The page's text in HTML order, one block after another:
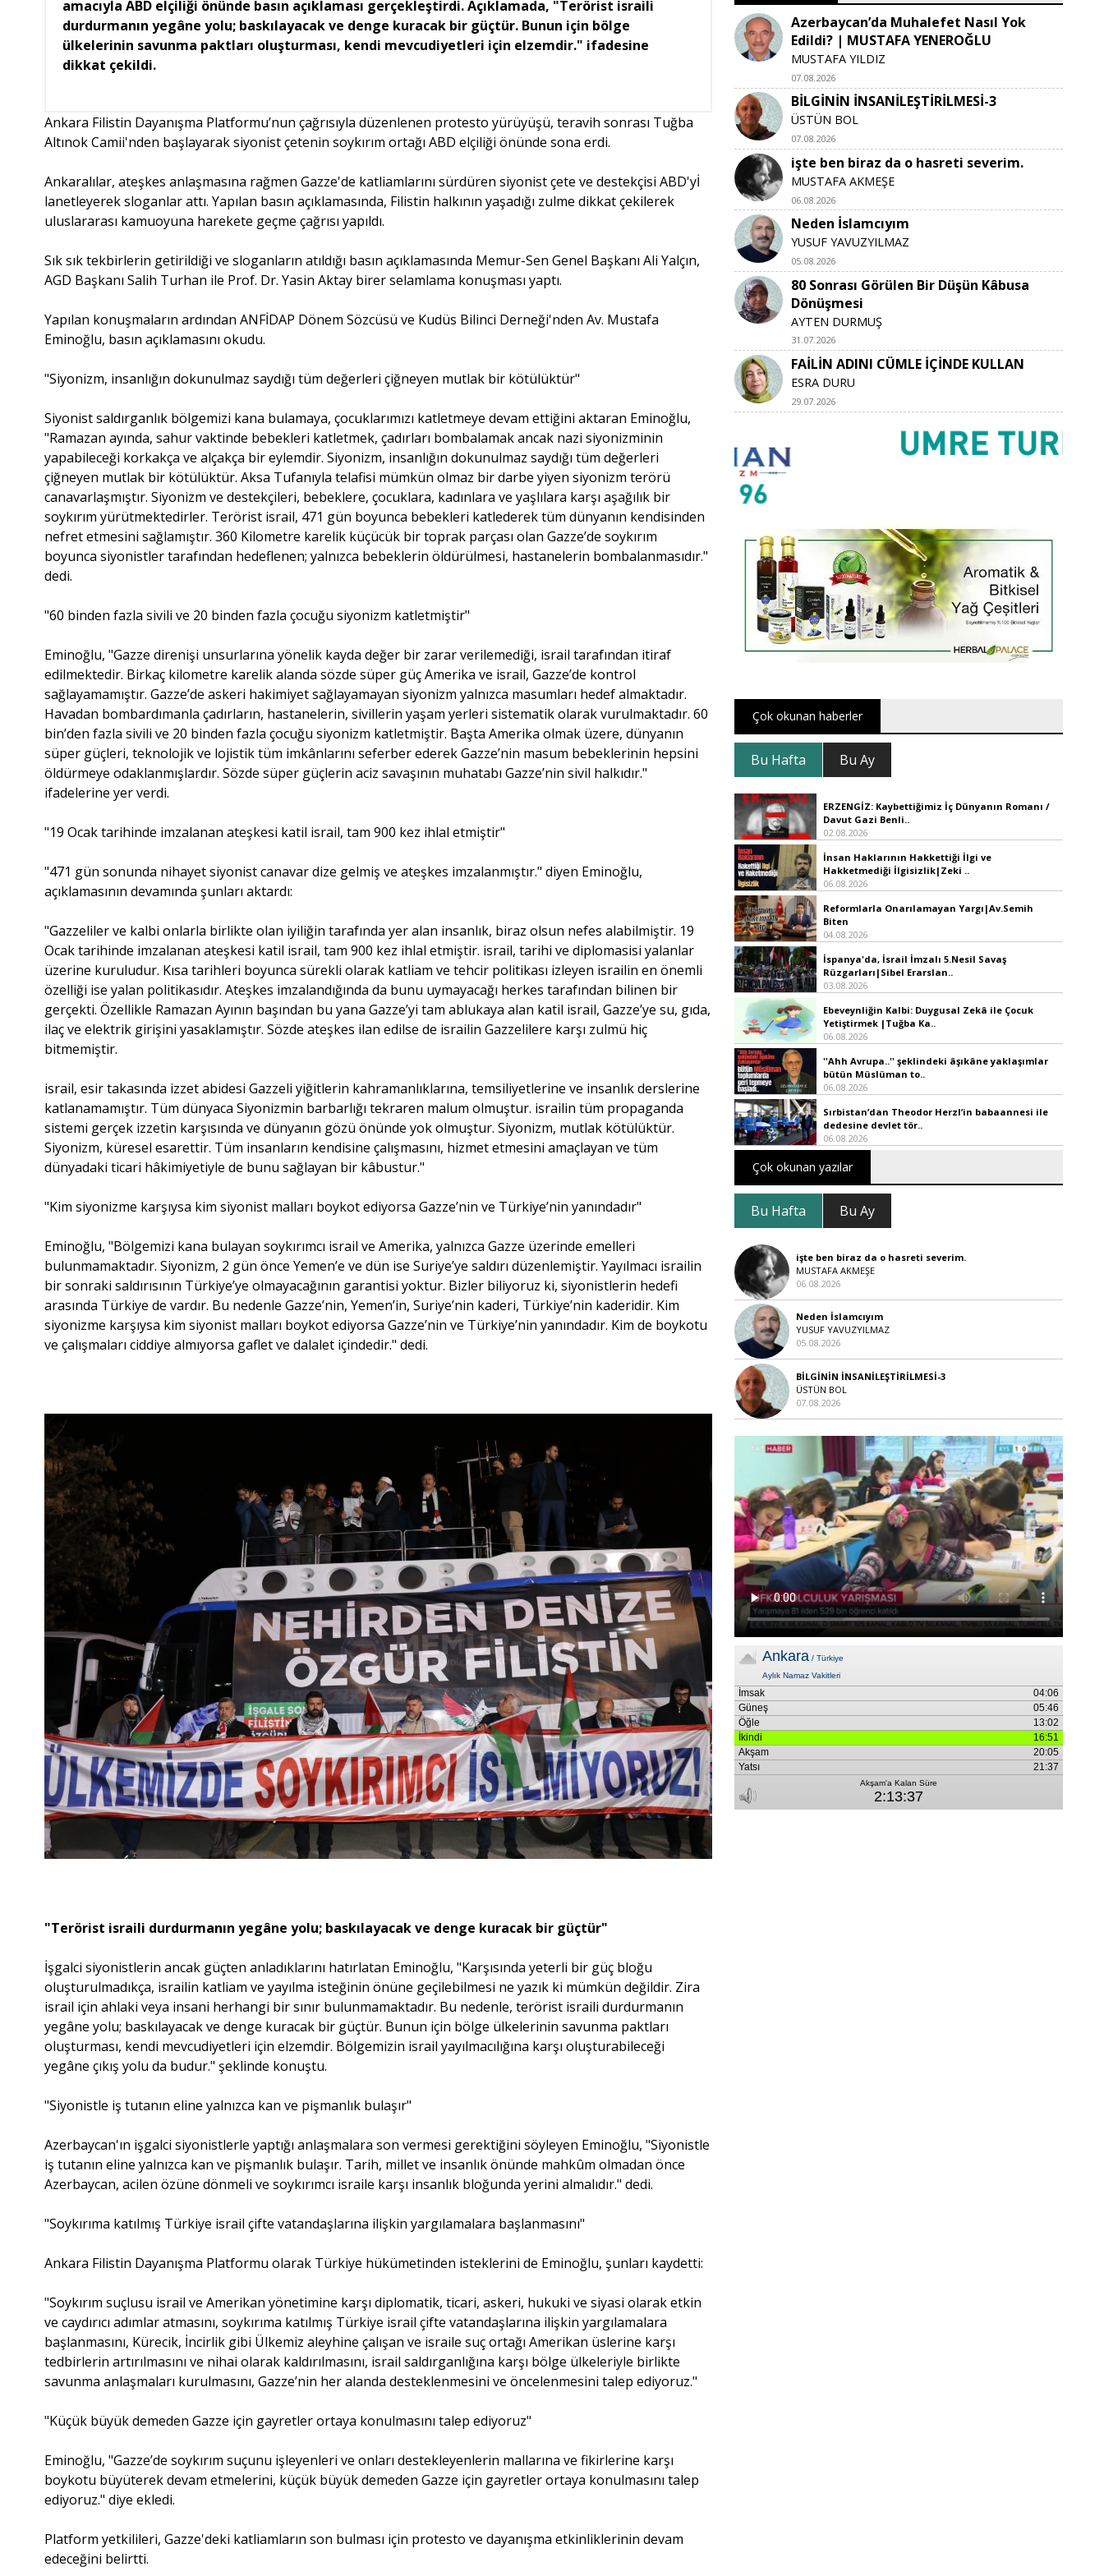
amacıyla ABD elçiliği önünde basın açıklaması gerçekleştirdi. Açıklamada, "Terörist israili
durdurmanın yegâne yolu; baskılayacak ve denge kuracak bir güçtür. Bunun için bölge
ülkelerinin savunma paktları oluşturması, kendi mevcudiyetleri için elzemdir." ifadesine
dikkat çekildi.
Ankara Filistin Dayanışma Platformu’nun çağrısıyla düzenlenen protesto yürüyüşü, teravih sonrası Tuğba
Altınok Camii'nden başlayarak siyonist çetenin soykırım ortağı ABD elçiliği önünde sona erdi.
Ankaralılar, ateşkes anlaşmasına rağmen Gazze'de katliamlarını sürdüren siyonist çete ve destekçisi ABD'yİ
lanetleyerek sloganlar attı. Yapılan basın açıklamasında, Filistin halkının yaşadığı zulme dikkat çekilerek
uluslararası kamuoyuna harekete geçme çağrısı yapıldı.
Sık sık tekbirlerin getirildiği ve sloganların atıldığı basın açıklamasında Memur-Sen Genel Başkanı Ali Yalçın,
AGD Başkanı Salih Turhan ile Prof. Dr. Yasin Aktay birer selamlama konuşması yaptı.
Yapılan konuşmaların ardından ANFİDAP Dönem Sözcüsü ve Kudüs Bilinci Derneği'nden Av. Mustafa
Eminoğlu, basın açıklamasını okudu.
"Siyonizm, insanlığın dokunulmaz saydığı tüm değerleri çiğneyen mutlak bir kötülüktür"
Siyonist saldırganlık bölgemizi kana bulamaya, çocuklarımızı katletmeye devam ettiğini aktaran Eminoğlu,
"Ramazan ayında, sahur vaktinde bebekleri katletmek, çadırları bombalamak ancak nazi siyonizminin
yapabileceği korkakça ve alçakça bir eylemdir. Siyonizm, insanlığın dokunulmaz saydığı tüm değerleri
çiğneyen mutlak bir kötülüktür. Aksa Tufanıyla telafisi mümkün olmaz bir darbe yiyen siyonizm terörü
canavarlaşmıştır. Siyonizm ve destekçileri, bebeklere, çocuklara, kadınlara ve yaşlılara karşı aşağılık bir
soykırım yürütmektedirler. Terörist israil, 471 gün boyunca bebekleri katlederek tüm dünyanın kendisinden
nefret etmesini sağlamıştır. 360 Kilometre karelik küçücük bir toprak parçası olan Gazze’de soykırım
boyunca siyonistler tarafından hedeflenen; yalnızca bebeklerin öldürülmesi, hastanelerin bombalanmasıdır."
dedi.
"60 binden fazla sivili ve 20 binden fazla çocuğu siyonizm katletmiştir"
Eminoğlu, "Gazze direnişi unsurlarına yönelik kayda değer bir zarar verilemediği, israil tarafından itiraf
edilmektedir. Birkaç kilometre karelik alanda sözde süper güç Amerika ve israil, Gazze’de kontrol
sağlayamamıştır. Gazze’de askeri hakimiyet sağlayamayan siyonizm yalnızca masumları hedef almaktadır.
Havadan bombardımanla çadırların, hastanelerin, sivillerin yaşam yerleri sistematik olarak vurulmaktadır. 60
bin’den fazla sivili ve 20 binden fazla çocuğu siyonizm katletmiştir. Başta Amerika olmak üzere, dünyanın
süper güçleri, teknolojik ve lojistik tüm imkânlarını seferber ederek Gazze’nin masum bebeklerinin hepsini
öldürmeye odaklanmışlardır. Sözde süper güçlerin aciz savaşının muhatabı Gazze’nin sivil halkıdır."
ifadelerine yer verdi.
"19 Ocak tarihinde imzalanan ateşkesi katil israil, tam 900 kez ihlal etmiştir"
"471 gün sonunda nihayet siyonist canavar dize gelmiş ve ateşkes imzalanmıştır." diyen Eminoğlu,
açıklamasının devamında şunları aktardı:
"Gazzeliler ve kalbi onlarla birlikte olan iyiliğin tarafında yer alan insanlık, biraz olsun nefes alabilmiştir. 19
Ocak tarihinde imzalanan ateşkesi katil israil, tam 900 kez ihlal etmiştir. israil, tarihi ve diplomasisi yalanlar
üzerine kuruludur. Kısa tarihleri boyunca sürekli olarak katliam ve tehcir politikası izleyen israilin en önemli
özelliği ise yalan politikasıdır. Ateşkes imzalandığında da bunu uymayacağı herkes tarafından bilinen bir
gerçekti. Özellikle Ramazan Ayının başından bu yana Gazze’yi tam ablukaya alan katil israil, Gazze’ye su, gıda,
ilaç ve elektrik girişini yasaklamıştır. Sözde ateşkes ilan edilse de israilin Gazzelilere karşı zulmü hiç
bitmemiştir.
israil, esir takasında izzet abidesi Gazzeli yiğitlerin kahramanlıklarına, temsiliyetlerine ve insanlık derslerine
katlanamamıştır. Tüm dünyaca Siyonizmin barbarlığı tekraren malum olmuştur. israilin tüm propaganda
sistemi gerçek izzetin karşısında ve dünyanın gözü önünde yok olmuştur. Siyonizm, mutlak kötülüktür.
Siyonizm, küresel esarettir. Tüm insanların kendisine çalışmasını, hizmet etmesini amaçlayan ve tüm
dünyadaki ticari hâkimiyetiyle de bunu sağlayan bir kâbustur."
"Kim siyonizme karşıysa kim siyonist malları boykot ediyorsa Gazze’nin ve Türkiye’nin yanındadır"
Eminoğlu, "Bölgemizi kana bulayan soykırımcı israil ve Amerika, yalnızca Gazze üzerinde emelleri
bulunmamaktadır. Siyonizm, 2 gün önce Yemen’e ve dün ise Suriye’ye saldırı düzenlemiştir. Yayılmacı israilin
bir sonraki saldırısının Türkiye’ye olmayacağının garantisi yoktur. Bizler biliyoruz ki, siyonistlerin hedefi
arasında Türkiye de vardır. Bu nedenle Gazze’nin, Yemen’in, Suriye’nin kaderi, Türkiye’nin kaderidir. Kim
siyonizme karşıysa kim siyonist malları boykot ediyorsa Gazze’nin ve Türkiye’nin yanındadır. Kim de boykotu
ve çalışmaları ciddiye almıyorsa gaflet ve dalalet içindedir." dedi.
"Terörist israili durdurmanın yegâne yolu; baskılayacak ve denge kuracak bir güçtür"
İşgalci siyonistlerin ancak güçten anladıklarını hatırlatan Eminoğlu, "Karşısında yeterli bir güç bloğu
oluşturulmadıkça, israilin katliam ve yayılma isteğinin önüne geçilebilmesi ne yazık ki mümkün değildir. Zira
israil için ahlaki veya insani herhangi bir sınır bulunmamaktadır. Bu nedenle, terörist israili durdurmanın
yegâne yolu; baskılayacak ve denge kuracak bir güçtür. Bunun için bölge ülkelerinin savunma paktları
oluşturması, kendi mevcudiyetleri için elzemdir. Bölgemizin israil yayılmacılığına karşı oluşturabileceği
yegâne çıkış yolu da budur." şeklinde konuştu.
"Siyonistle iş tutanın eline yalnızca kan ve pişmanlık bulaşır"
Azerbaycan'ın işgalci siyonistlerle yaptığı anlaşmalara son vermesi gerektiğini söyleyen Eminoğlu, "Siyonistle
iş tutanın eline yalnızca kan ve pişmanlık bulaşır. Tarih, millet ve insanlık önünde mahkûm olmadan önce
Azerbaycan, acilen özüne dönmeli ve soykırımcı israile karşı insanlık bloğunda yerini almalıdır." dedi.
"Soykırıma katılmış Türkiye israil çifte vatandaşlarına ilişkin yargılamalara başlanmasını"
Ankara Filistin Dayanışma Platformu olarak Türkiye hükümetinden isteklerini de Eminoğlu, şunları kaydetti:
"Soykırım suçlusu israil ve Amerikan yönetimine karşı diplomatik, ticari, askeri, hukuki ve siyasi olarak etkin
ve caydırıcı adımlar atmasını, soykırıma katılmış Türkiye israil çifte vatandaşlarına ilişkin yargılamalara
başlanmasını, Kürecik, İncirlik gibi Ülkemiz aleyhine çalışan ve israile suç ortağı Amerikan üslerine karşı
tedbirlerin artırılmasını ve nihai olarak kaldırılmasını, israil saldırganlığına karşı bölge ülkeleriyle birlikte
savunma anlaşmaları kurulmasını, Gazze’nin her alanda desteklenmesini ve öncelenmesini talep ediyoruz."
"Küçük büyük demeden Gazze için gayretler ortaya konulmasını talep ediyoruz"
Eminoğlu, "Gazze’de soykırım suçunu işleyenleri ve onları destekleyenlerin mallarına ve fikirlerine karşı
boykotu büyüterek devam etmelerini, küçük büyük demeden Gazze için gayretler ortaya konulmasını talep
ediyoruz." diye ekledi.
Platform yetkilileri, Gazze'deki katliamların son bulması için protesto ve dayanışma etkinliklerinin devam
edeceğini belirtti.
Azerbaycan’da Muhalefet Nasıl Yok
Edildi? | MUSTAFA YENEROĞLU
MUSTAFA YILDIZ
07.08.2026
BİLGİNİN İNSANİLEŞTİRİLMESİ-3
ÜSTÜN BOL
07.08.2026
işte ben biraz da o hasreti severim.
MUSTAFA AKMEŞE
06.08.2026
Neden İslamcıyım
YUSUF YAVUZYILMAZ
05.08.2026
80 Sonrası Görülen Bir Düşün Kâbusa
Dönüşmesi
AYTEN DURMUŞ
31.07.2026
FAİLİN ADINI CÜMLE İÇİNDE KULLAN
ESRA DURU
29.07.2026
Çok okunan haberler
Bu Hafta Bu Ay
ERZENGİZ: Kaybettiğimiz İç Dünyanın Romanı /
Davut Gazi Benli..
02.08.2026
İnsan Haklarının Hakkettiği İlgi ve
Hakketmediği İlgisizlik|Zeki ..
06.08.2026
Reformlarla Onarılamayan Yargı|Av.Semih
Biten
04.08.2026
İspanya'da, İsrail İmzalı 5.Nesil Savaş
Rüzgarları|Sibel Erarslan..
03.08.2026
Ebeveynliğin Kalbi: Duygusal Zekâ ile Çocuk
Yetiştirmek |Tuğba Ka..
06.08.2026
''Ahh Avrupa..'' şeklindeki âşıkâne yaklaşımlar
bütün Müslüman to..
06.08.2026
Sırbistan’dan Theodor Herzl’in babaannesi ile
dedesine devlet tör..
06.08.2026
Çok okunan yazılar
Bu Hafta Bu Ay
işte ben biraz da o hasreti severim.
MUSTAFA AKMEŞE
06.08.2026
Neden İslamcıyım
YUSUF YAVUZYILMAZ
05.08.2026
BİLGİNİN İNSANİLEŞTİRİLMESİ-3
ÜSTÜN BOL
07.08.2026